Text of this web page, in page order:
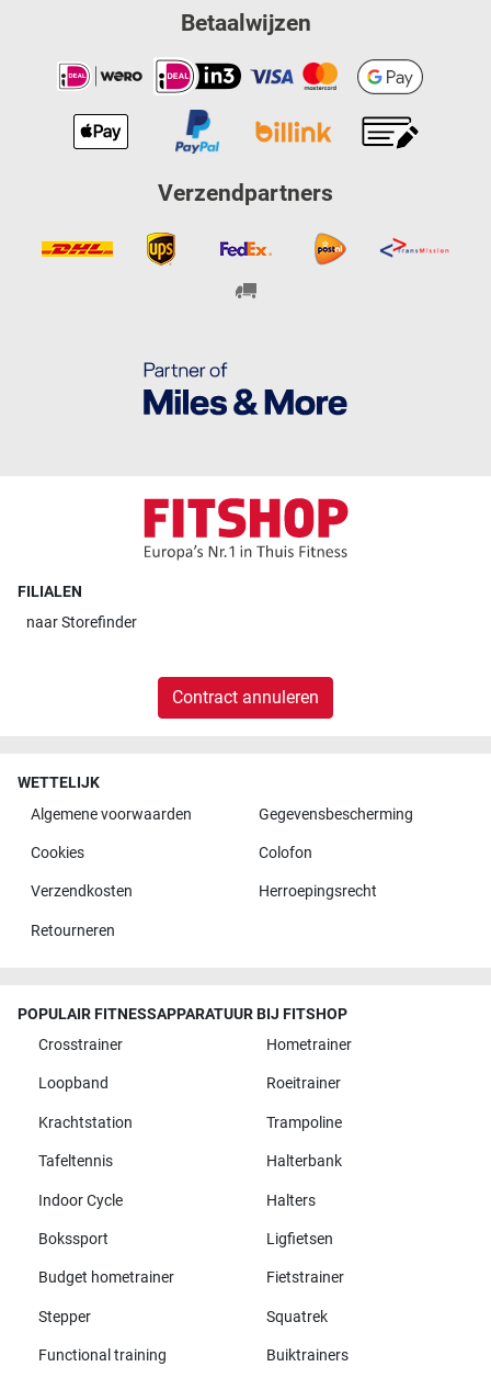
Betaalwijzen
Verzendpartners
FILIALEN
naarStorefinder
Contract annuleren
WETTELIJK
Algemene voorwaarden
Gegevensbescherming
Cookies Colofon
Verzendkosten Herroepingsrecht
Retourneren
POPULAIR FITNESSAPPARATUUR BIJ FITSHOP
Crosstrainer
Hometrainer
Loopband Roeitrainer
Krachtstation Trampoline
Tafeltennis Halterbank
Indoor Cycle Halters
Bokssport Ligfietsen
Budget hometrainer Fietstrainer
Stepper Squatrek
Functional training Buiktrainers